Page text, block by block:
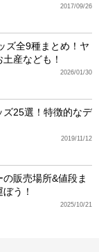
2017/09/26
ズ全9種まとめ！ヤ
産なども！
2026/01/30
ズ25選！特徴的なデ
2019/11/12
販売場所&値段ま
う！
2025/10/21